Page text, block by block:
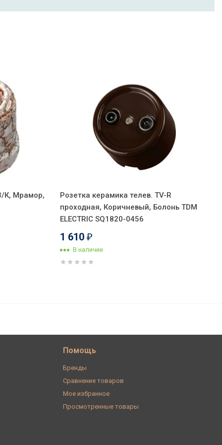
К, Мрамор,
Розетка керамика телев. TV-R
проходная, Коричневый, Болонь TDM
ELECTRIC SQ1820-0456
1 610 ₽
В наличии
Помощь
Бренды
Сравнение товаров
Мое избранное
Просмотренные товары